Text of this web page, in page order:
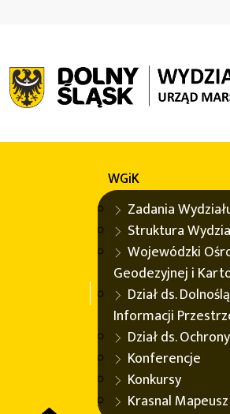
WGiK
Zadania
Struktura
Wojewódzki
Geodezyjnej i
Dział ds.
Informacji
Dział ds.
Konferencje
Konkursy
Krasnal Mapeusz
Aktualizacja mapy
Aktualności
Aktualizacja mapy
Na GeoportaluDolny Śląsk
istniejących lokalizacjach.